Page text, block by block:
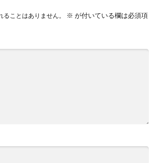
ことはありません。 ※ が付いている欄は必須項